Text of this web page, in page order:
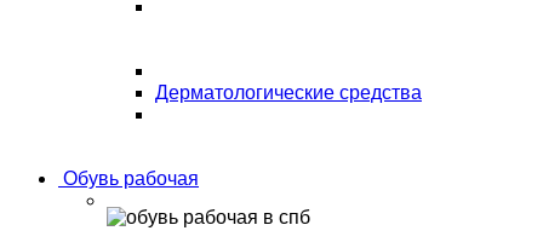
Дерматологические средства
Обувь рабочая